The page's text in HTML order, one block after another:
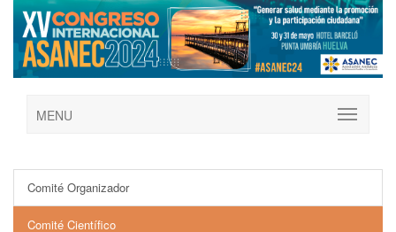
MENU
Comité Organizador
Comité Científico